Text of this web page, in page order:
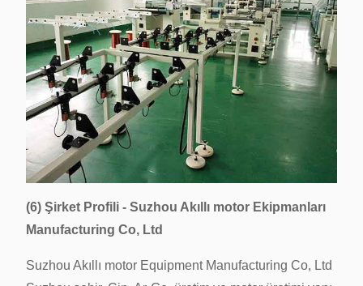
(6) Şirket Profili - Suzhou Akıllı motor Ekipmanları
Manufacturing Co, Ltd
Suzhou Akıllı motor Equipment Manufacturing Co, Ltd